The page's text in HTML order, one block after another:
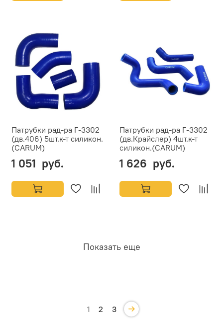
Патрубки рад-ра Г-3302
(дв.406) 5шт.к-т силикон.
(CARUM)
1 051 руб.
Патрубки рад-ра Г-3302
(дв.Крайслер) 4шт.к-т
силикон.(CARUM)
1 626 руб.
Показать еще
1 2 3